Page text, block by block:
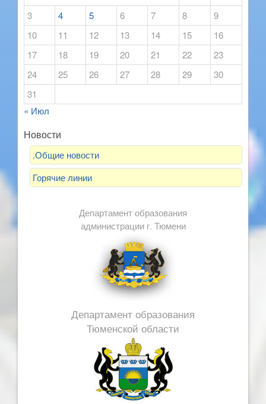
3
4 5 6 7 8
9
10
11 12 13 14 15
16
17
18 19 20 21 22
23
24
25 26 27 28 29
30
31
« Июл
Новости
.Общие новости
Горячие линии
Департамент образования
администрации г. Тюмени
Департамент образования
Тюменской области